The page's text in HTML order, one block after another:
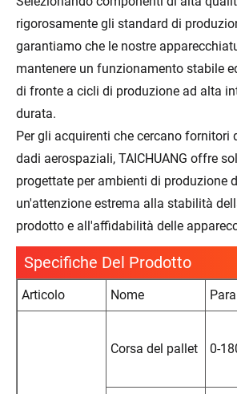
rigorosamente gli standard di
garantiamo che le nostre
mantenere un funzionamento stabile
di fronte a cicli di produzione ad alta
durata.
Per gli acquirenti che cercano fornitori
dadi aerospaziali, TAICHUANG offre
progettate per ambienti di produzione
un'attenzione estrema alla stabilità
prodotto e all'affidabilità delle
Specifiche Del Prodotto
Articolo Nome
Corsa del pallet 0-